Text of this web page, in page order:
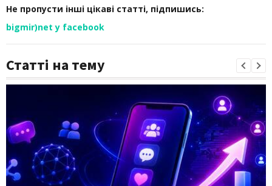
Не пропусти інші цікаві статті, підпишись:
bigmir)net у facebook
Статті на тему